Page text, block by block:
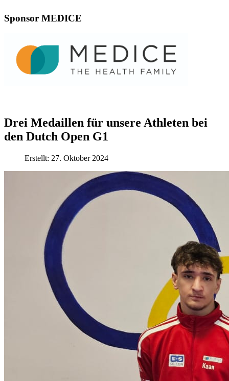
Sponsor MEDICE
Drei Medaillen für unsere Athleten bei
den Dutch Open G1
Erstellt: 27. Oktober 2024